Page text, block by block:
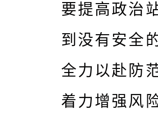
要提高政治
到没有安全
全力以赴防
着力增强风